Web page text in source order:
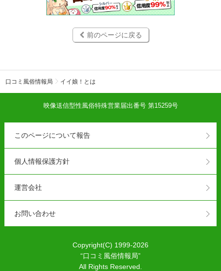
前のページに戻る
口コミ風俗情報局 イイ娘！とは
映像送信型性風俗特殊営業届出番号 第15259号
このページについて報告
個人情報保護方針
運営会社
お問い合わせ
Copyright(C) 1999-2026
“口コミ風俗情報局”
All Rights Reserved.